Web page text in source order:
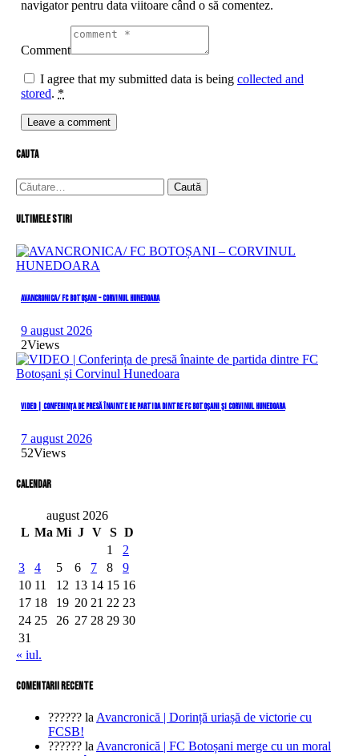
navigator pentru data viitoare când o să comentez.
Comment
I agree that my submitted data is being collected and
stored. *
cauta
Caută
după:
Ultimele stiri
AVANCRONICA/ FC BOTOȘANI – CORVINUL HUNEDOARA
9 august 2026
2Views
VIDEO | Conferința de presă înainte de partida dintre FC Botoșani și Corvinul Hunedoara
7 august 2026
52Views
Calendar
august 2026
L Ma Mi J V S D
1
2
3
4 5 6 7 8
9
10 11 12 13 14 15 16
17 18 19 20 21 22 23
24 25 26 27 28 29 30
31
« iul.
comentarii recente
?????? la Avancronică | Dorință uriașă de victorie cu
FCSB!
?????? la Avancronică | FC Botoșani merge cu un moral